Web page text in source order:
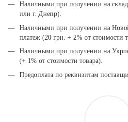
Наличными при получении на
или г. Днепр).
Наличными при получении на
платеж (20 грн. + 2% от стоимости
Наличными при получении на
(+ 1% от стоимости товара).
Предоплата по реквизитам